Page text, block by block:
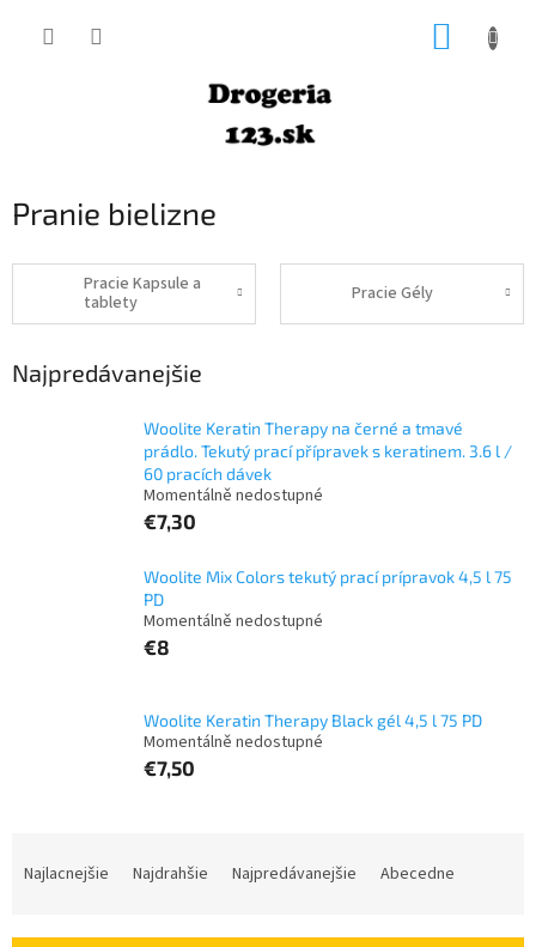
Pranie bielizne
Pracie Kapsule a
tablety
Pracie Gély
Najpredávanejšie
Woolite Keratin Therapy na černé a tmavé
prádlo. Tekutý prací přípravek s keratinem. 3.6 l /
60 pracích dávek
Momentálně nedostupné
€7,30
Woolite Mix Colors tekutý prací prípravok 4,5 l 75
PD
Momentálně nedostupné
€8
Woolite Keratin Therapy Black gél 4,5 l 75 PD
Momentálně nedostupné
€7,50
Najlacnejšie Najdrahšie Najpredávanejšie Abecedne